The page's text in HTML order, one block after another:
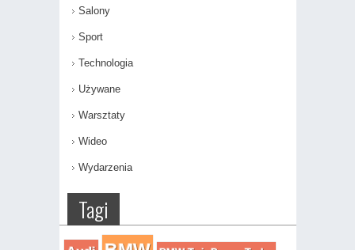
Salony
Sport
Technologia
Używane
Warsztaty
Wideo
Wydarzenia
Tagi